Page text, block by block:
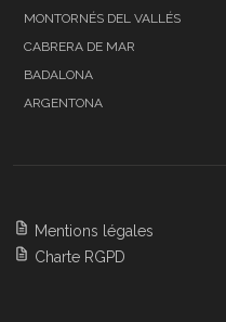
MONTORNÉS DEL VALLÉS
CABRERA DE MAR
BADALONA
ARGENTONA
Mentions légales
Charte RGPD